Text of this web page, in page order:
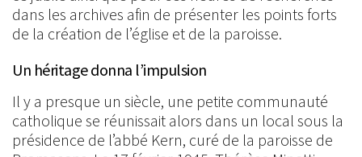
dans les archives afin de présenter les points forts
de la création de l’église et de la paroisse.
Un héritage donna l’impulsion
Il y a presque un siècle, une petite communauté
catholique se réunissait alors dans un local sous la
présidence de l’abbé Kern, curé de la paroisse de